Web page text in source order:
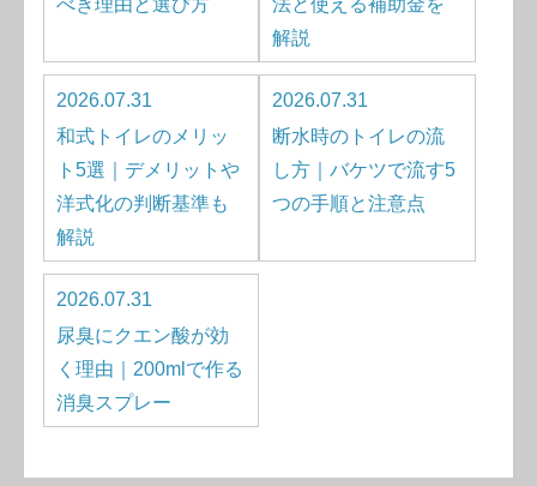
べき理由と選び方
法と使える補助金を
解説
2026.07.31
和式トイレのメリッ
ト5選｜デメリットや
洋式化の判断基準も
解説
2026.07.31
断水時のトイレの流
し方｜バケツで流す5
つの手順と注意点
2026.07.31
尿臭にクエン酸が効
く理由｜200mlで作る
消臭スプレー